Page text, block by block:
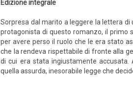
Edizione integrale
Sorpresa dal marito a leggere la lettera
protagonista di questo romanzo, il primo
per avere perso il ruolo che le era stato
che la rendeva rispettabile di fronte alla
di cui era stata ingiustamente
quella assurda, inesorabile legge che